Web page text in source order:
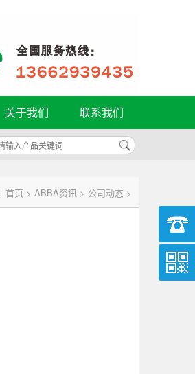
关于我们 联系我们
首页 > ABBA资讯 > 公司动态 >